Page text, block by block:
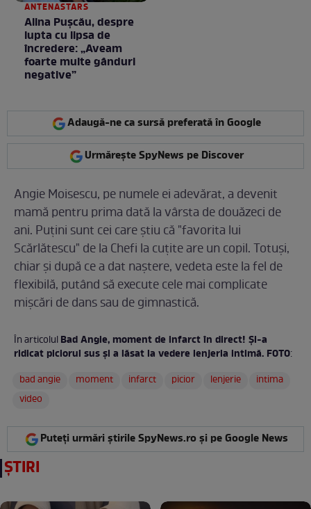
ANTENASTARS
Alina Pușcău, despre
lupta cu lipsa de
încredere: „Aveam
foarte multe gânduri
negative”
Adaugă-ne ca sursă preferată în Google
Urmărește SpyNews pe Discover
Angie Moisescu, pe numele ei adevărat, a devenit
mamă pentru prima dată la vârsta de douăzeci de
ani. Puţini sunt cei care ştiu că "favorita lui
Scărlătescu" de la Chefi la cuţite are un copil. Totuşi,
chiar şi după ce a dat naştere, vedeta este la fel de
flexibilă, putând să execute cele mai complicate
mişcări de dans sau de gimnastică.
În articolulBad Angie, moment de infarct în direct! Și-a
ridicat piciorul sus și a lăsat la vedere lenjeria intimă. FOTO:
bad angie
moment infarct picior lenjerie
intima
video
Puteți urmări știrile SpyNews.ro și pe Google News
ȘTIRI